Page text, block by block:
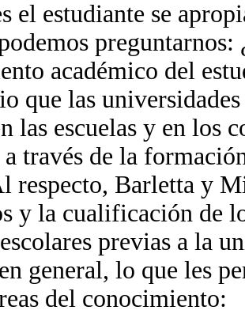
el estudiante se
preguntarnos:
académico del
que las
las escuelas y en los
través de la
respecto, Barletta y
y la cualificación de
previas a la
general, lo que les
del conocimiento: